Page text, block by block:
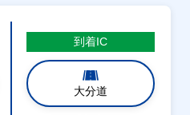
到着IC
大分道